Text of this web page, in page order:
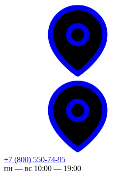
+7 (800) 550-74-95
пн — вс 10:00 — 19:00